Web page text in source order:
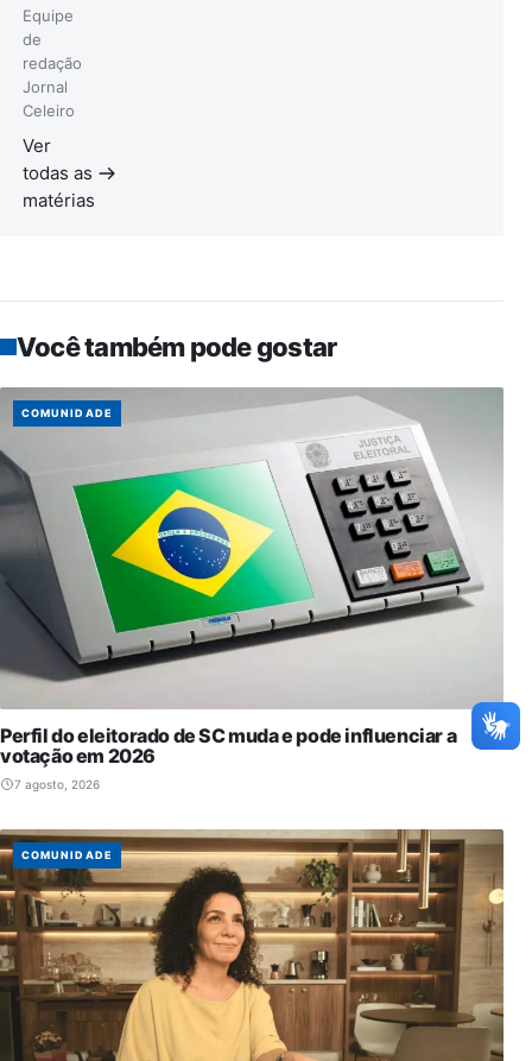
Equipe
de
redação
Jornal
Celeiro
Ver
todas as
matérias
Você também pode gostar
COMUNIDADE
Perfil do eleitorado de SC muda e pode influenciar a
votação em 2026
7 agosto, 2026
COMUNIDADE